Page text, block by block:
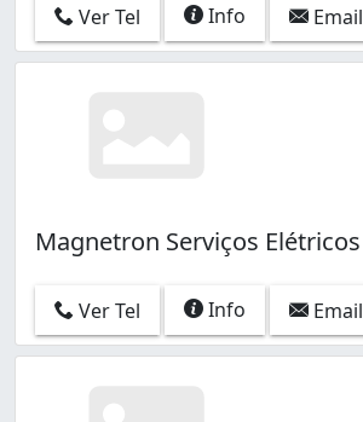
Ver Tel Info Email
Magnetron Serviços Elétricos
Ver Tel Info Email